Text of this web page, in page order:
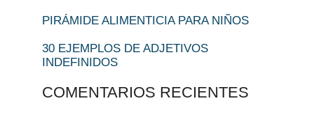
PIRÁMIDE ALIMENTICIA PARA NIÑOS
30 EJEMPLOS DE ADJETIVOS
INDEFINIDOS
COMENTARIOS RECIENTES